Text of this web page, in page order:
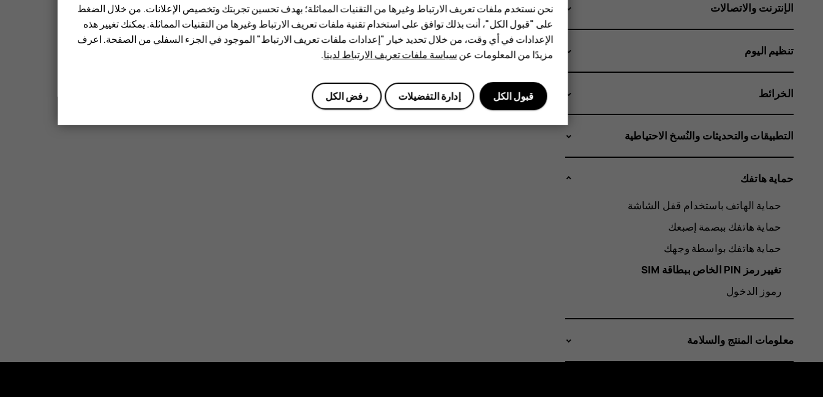
نعم لا
الإنترنت والاتصالات
تنظيم اليوم
الخرائط
التطبيقات والتحديثات والنُسخ الاحتياطية
حماية هاتفك
حماية الهاتف باستخدام قفل الشاشة
حماية هاتفك ببصمة إصبعك
حماية هاتفك بواسطة وجهك
تغيير رمز PIN الخاص ببطاقة SIM‬
رموز الدخول
معلومات المنتج والسلامة
نحن نستخدم ملفات تعريف الارتباط وغيرها من التقنيات المماثلة؛ بهدف تحسين تجربتك وتخصيص الإعلانات. من خلال الضغط
على "قبول الكل"، أنت بذلك توافق على استخدام تقنية ملفات تعريف الارتباط وغيرها من التقنيات المماثلة. يمكنك تغيير هذه
الإعدادات في أي وقت، من خلال تحديد خيار "إعدادات ملفات تعريف الارتباط" الموجود في الجزء السفلي من الصفحة. اعرف
مزيدًا من المعلومات عنسياسة ملفات تعريف الارتباط لدينا.
رفض الكل إدارة التفضيلات قبول الكل